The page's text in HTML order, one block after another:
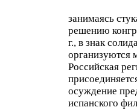
занимаясь
решению
г., в знак
организуются
Российская
осуждение
испанского